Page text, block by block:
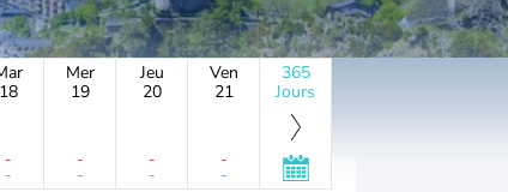
18
-
-
Mer
19
-
-
Jeu
20
-
-
Ven
21
-
-
365
Jours